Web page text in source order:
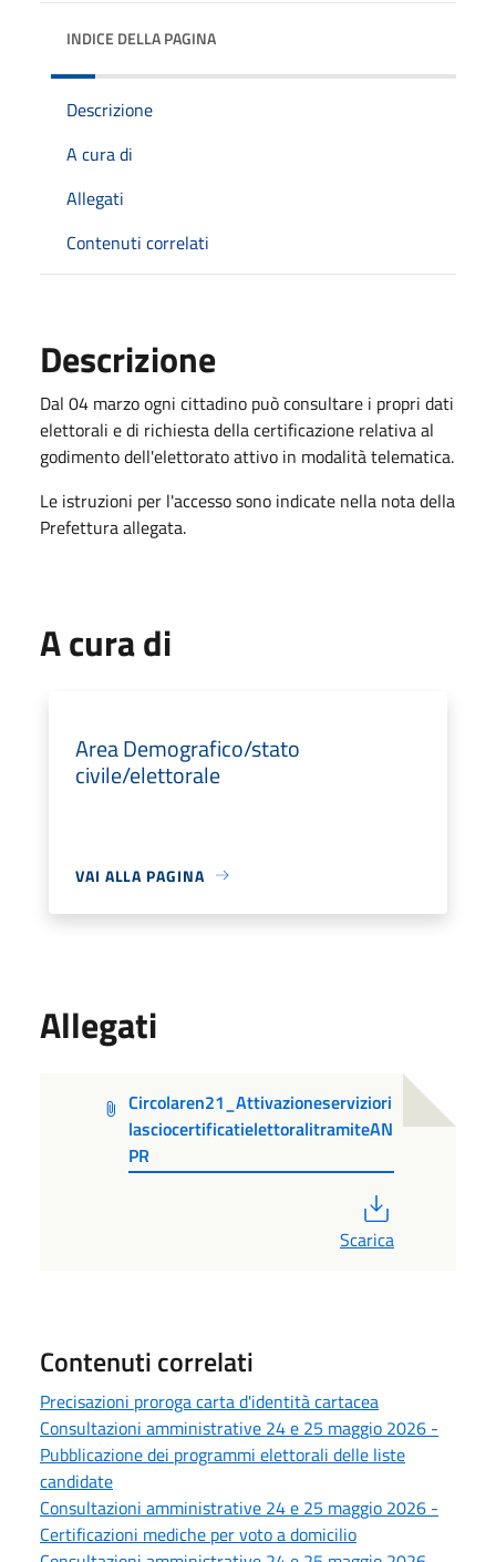
INDICE DELLA PAGINA
Descrizione
A cura di
Allegati
Contenuti correlati
Descrizione
Dal 04 marzo ogni cittadino può consultare i propri dati
elettorali e di richiesta della certificazione relativa al
godimento dell'elettorato attivo in modalità telematica.
Le istruzioni per l'accesso sono indicate nella nota della
Prefettura allegata.
A cura di
Area Demografico/stato
civile/elettorale
VAI ALLA PAGINA
Allegati
Circolaren21_Attivazioneserviziori
lasciocertificatielettoralitramiteAN
PR
Scarica
Contenuti correlati
Precisazioni proroga carta d'identità cartacea
Consultazioni amministrative 24 e 25 maggio 2026 -
Pubblicazione dei programmi elettorali delle liste
candidate
Consultazioni amministrative 24 e 25 maggio 2026 -
Certificazioni mediche per voto a domicilio